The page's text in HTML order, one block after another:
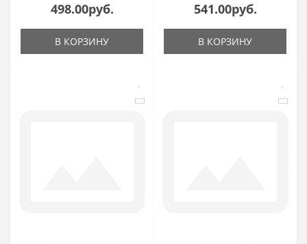
498.00руб.
В КОРЗИНУ
541.00руб.
В КОРЗИНУ